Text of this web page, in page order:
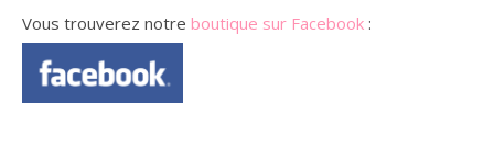
Vous trouverez notre boutique sur Facebook :